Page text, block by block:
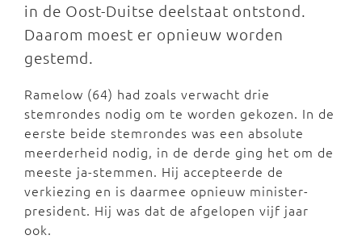
in de Oost-Duitse deelstaat ontstond.
Daarom moest er opnieuw worden
gestemd.
Ramelow (64) had zoals verwacht drie
stemrondes nodig om te worden gekozen. In de
eerste beide stemrondes was een absolute
meerderheid nodig, in de derde ging het om de
meeste ja-stemmen. Hij accepteerde de
verkiezing en is daarmee opnieuw minister-
president. Hij was dat de afgelopen vijf jaar
ook.